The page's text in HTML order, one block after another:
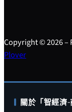
Copyright © 2026 –
Plover
關於「智經濟-